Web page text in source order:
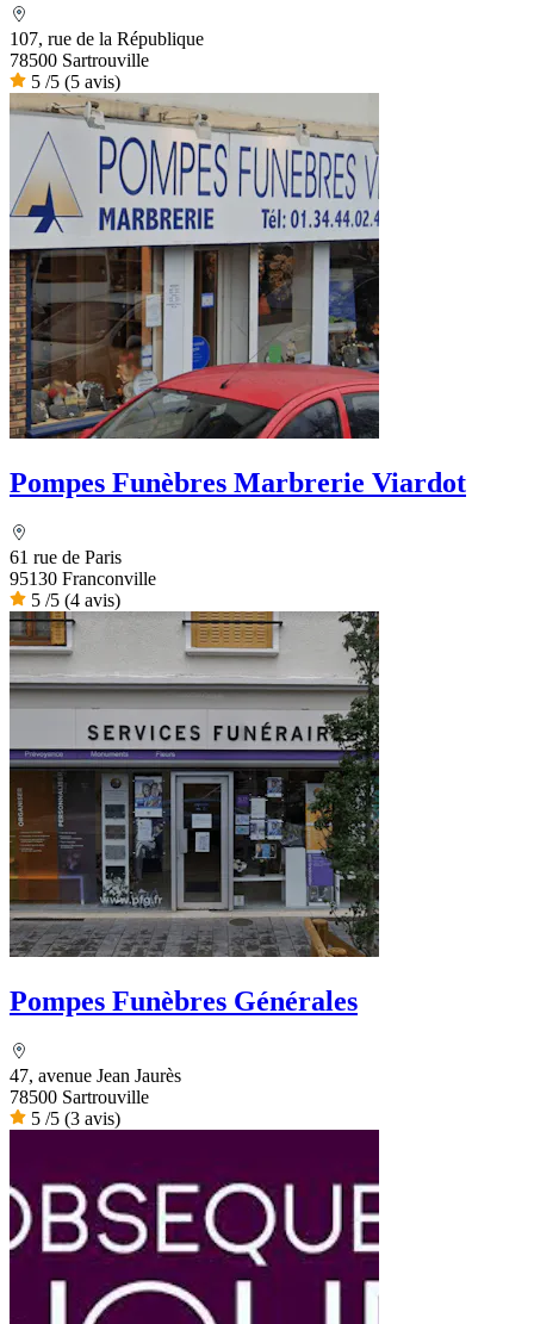
107, rue de la République
78500 Sartrouville
5 /5 (5 avis)
Pompes Funèbres Marbrerie Viardot
61 rue de Paris
95130 Franconville
5 /5 (4 avis)
Pompes Funèbres Générales
47, avenue Jean Jaurès
78500 Sartrouville
5 /5 (3 avis)